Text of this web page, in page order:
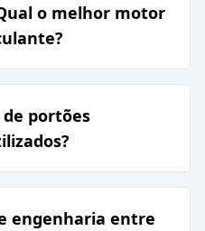
o melhor motor
portões
engenharia entre